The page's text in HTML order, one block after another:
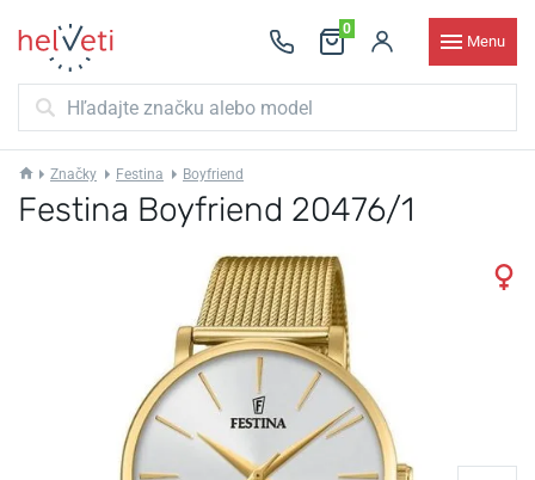
0
Menu
Značky Festina Boyfriend
Festina Boyfriend 20476/1